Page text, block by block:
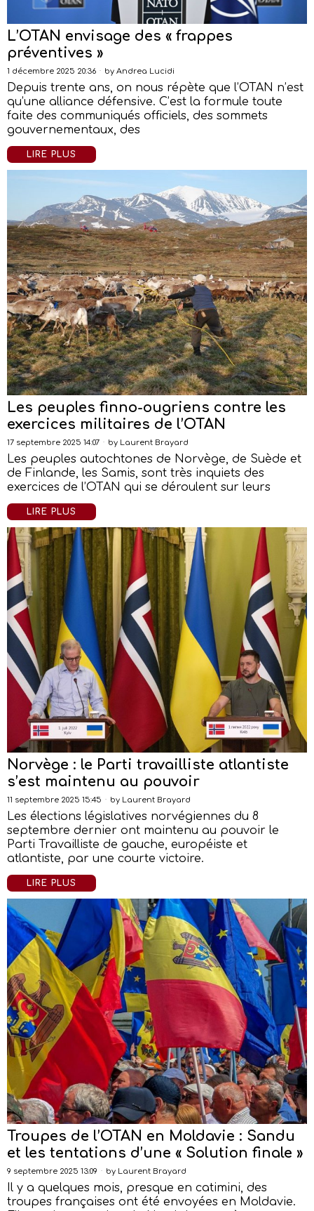
L’OTAN envisage des « frappes
préventives »
1 décembre 2025 20:36 by Andrea Lucidi
Depuis trente ans, on nous répète que l’OTAN n’est
qu’une alliance défensive. C’est la formule toute
faite des communiqués officiels, des sommets
gouvernementaux, des
LIRE PLUS
Les peuples finno-ougriens contre les
exercices militaires de l’OTAN
17 septembre 2025 14:07 by Laurent Brayard
Les peuples autochtones de Norvège, de Suède et
de Finlande, les Samis, sont très inquiets des
exercices de l’OTAN qui se déroulent sur leurs
LIRE PLUS
Norvège : le Parti travailliste atlantiste
s’est maintenu au pouvoir
11 septembre 2025 15:45 by Laurent Brayard
Les élections législatives norvégiennes du 8
septembre dernier ont maintenu au pouvoir le
Parti Travailliste de gauche, européiste et
atlantiste, par une courte victoire.
LIRE PLUS
Troupes de l’OTAN en Moldavie : Sandu
et les tentations d’une « Solution finale »
9 septembre 2025 13:09 by Laurent Brayard
Il y a quelques mois, presque en catimini, des
troupes françaises ont été envoyées en Moldavie.